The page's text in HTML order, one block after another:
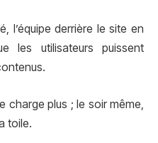
l’équipe derrière le site en
les utilisateurs puissent
charge plus ; le soir même,
toile.